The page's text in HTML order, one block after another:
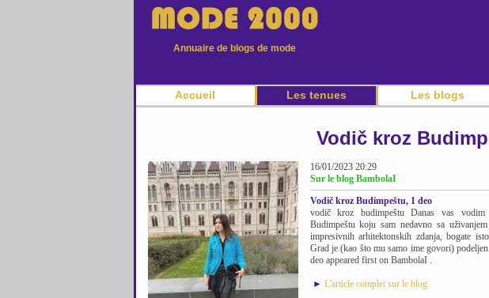
Annuaire de blogs de mode
Accueil Les tenues Les blogs
Vodič kroz
16/01/2023 20:29
Sur le blog BambolaI
Vodič kroz Budimpeštu, 1 deo
vodič kroz budimpeštu Danas vas
Budimpeštu koju sam nedavno sa
impresivnih arhitektonskih zdanja, bogate
Grad je (kao što mu samo ime govori)
deo appeared first on BambolaI .
► L'article complet sur le blog